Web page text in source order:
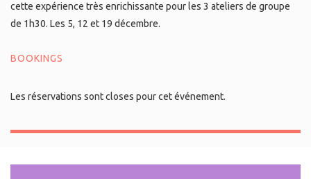
cette expérience très enrichissante pour les 3 ateliers de groupe
de 1h30. Les 5, 12 et 19 décembre.
BOOKINGS
Les réservations sont closes pour cet événement.